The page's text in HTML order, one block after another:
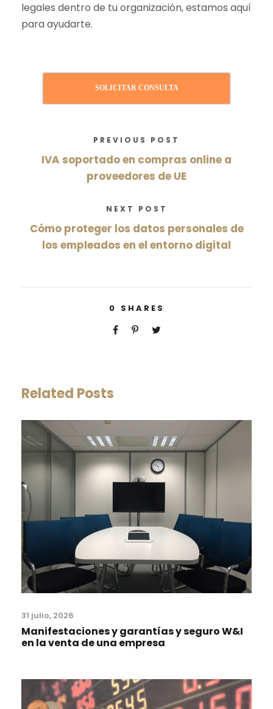
legales dentro de tu organización, estamos aquí
para ayudarte.
SOLICITAR CONSULTA
PREVIOUS POST
IVA soportado en compras online a
proveedores de UE
NEXT POST
Cómo proteger los datos personales de
los empleados en el entorno digital
0 SHARES
Related Posts
31 julio, 2026
Manifestaciones y garantías y seguro W&I
en la venta de una empresa